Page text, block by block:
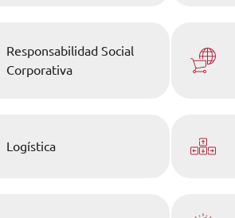
Responsabilidad Social
Corporativa
Logística